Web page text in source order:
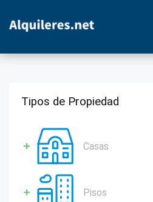
Tipos de Propiedad
Casas
Pisos